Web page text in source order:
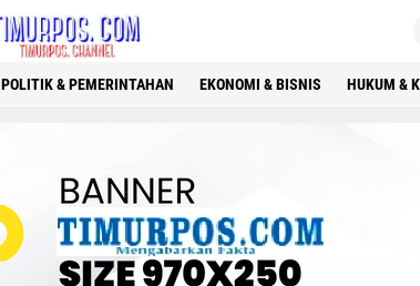
POLITIK & PEMERINTAHAN EKONOMI & BISNIS HUKUM &